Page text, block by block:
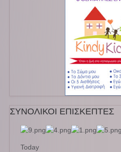
ΣΥΝΟΛΙΚΟΙ ΕΠΙΣΚΕΠΤΕΣ
Today